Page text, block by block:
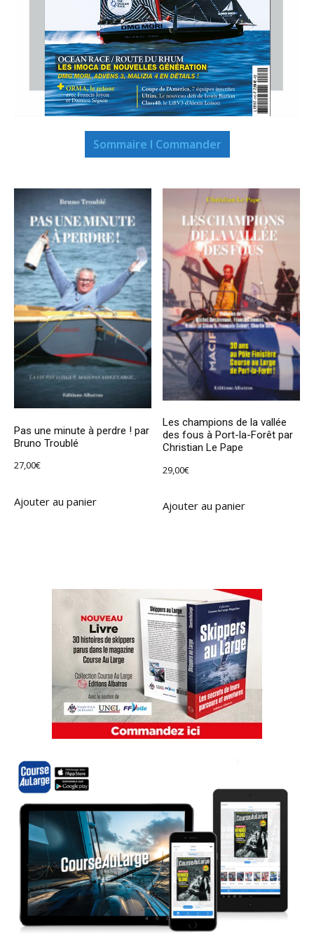
Sommaire I Commander
Pas une minute à perdre ! par
Bruno Troublé
27,00€
Ajouter au panier
Les champions de la vallée
des fous à Port-la-Forêt par
Christian Le Pape
29,00€
Ajouter au panier